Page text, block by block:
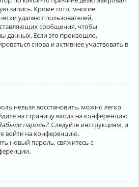
запись. Кроме того, многие
удаляют пользователей,
сообщения, чтобы
данных. Если это произошло,
снова и активнее участвовать в
нельзя восстановить, можно легко
на страницу входа на конференцию
пароль?. Следуйте инструкциям, и
войти на конференцию.
новый пароль, свяжитесь с